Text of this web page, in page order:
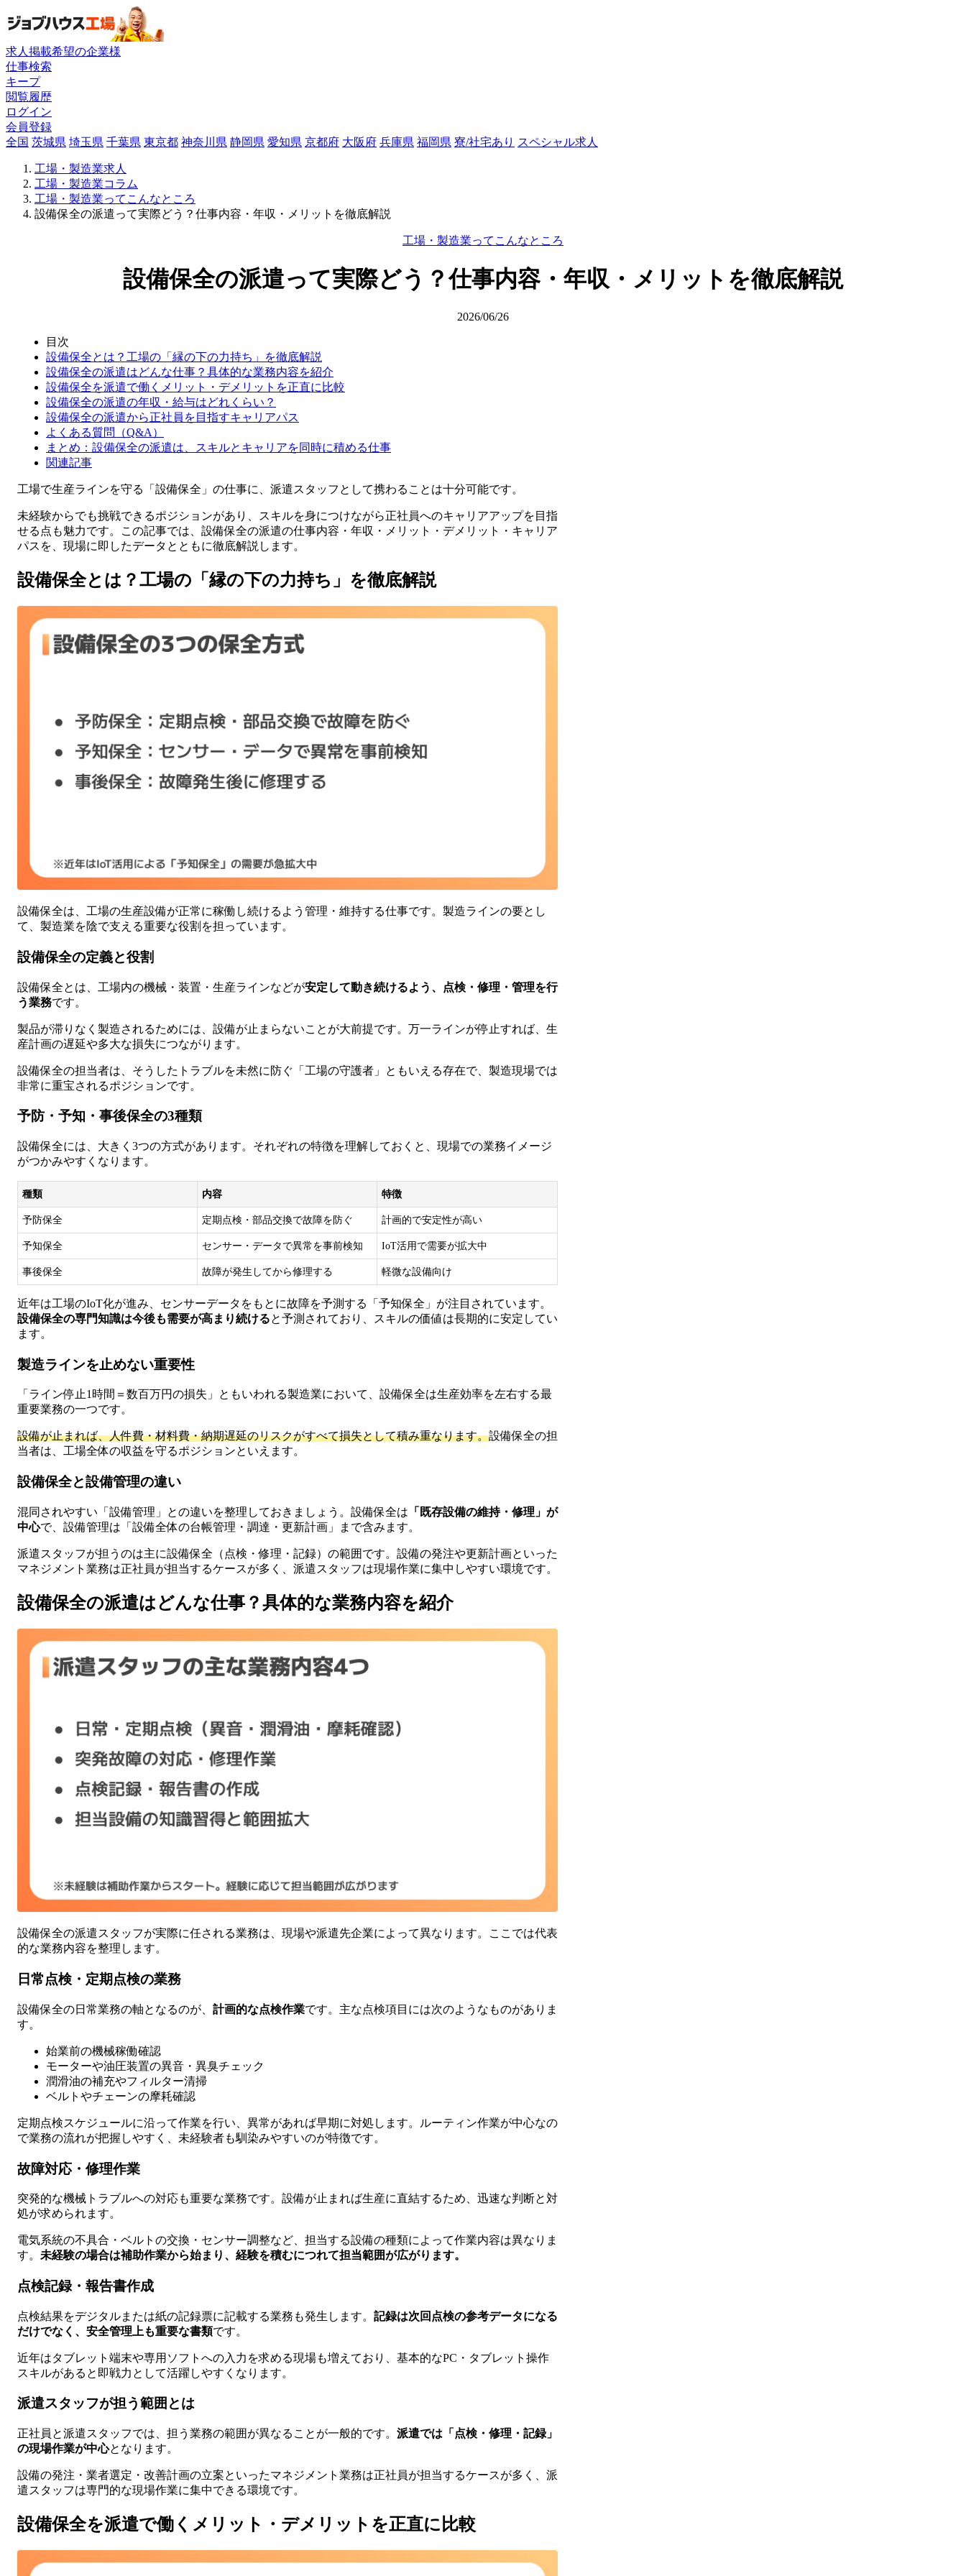
求人掲載希望の企業様
仕事検索
キープ
閲覧履歴
ログイン
会員登録
全国 茨城県 埼玉県 千葉県 東京都 神奈川県 静岡県 愛知県 京都府 大阪府 兵庫県 福岡県 寮/社宅あり スペシャル求人
工場・製造業求人
工場・製造業コラム
工場・製造業ってこんなところ
設備保全の派遣って実際どう？仕事内容・年収・メリットを徹底解説
工場・製造業ってこんなところ
設備保全の派遣って実際どう？仕事内容・年収・メリットを徹底解説
2026/06/26
目次
設備保全とは？工場の「縁の下の力持ち」を徹底解説
設備保全の派遣はどんな仕事？具体的な業務内容を紹介
設備保全を派遣で働くメリット・デメリットを正直に比較
設備保全の派遣の年収・給与はどれくらい？
設備保全の派遣から正社員を目指すキャリアパス
よくある質問（Q&A）
まとめ：設備保全の派遣は、スキルとキャリアを同時に積める仕事
関連記事
工場で生産ラインを守る「設備保全」の仕事に、派遣スタッフとして携わることは十分可能です。
未経験からでも挑戦できるポジションがあり、スキルを身につけながら正社員へのキャリアアップを目指
せる点も魅力です。この記事では、設備保全の派遣の仕事内容・年収・メリット・デメリット・キャリア
パスを、現場に即したデータとともに徹底解説します。
設備保全とは？工場の「縁の下の力持ち」を徹底解説
設備保全は、工場の生産設備が正常に稼働し続けるよう管理・維持する仕事です。製造ラインの要とし
て、製造業を陰で支える重要な役割を担っています。
設備保全の定義と役割
設備保全とは、工場内の機械・装置・生産ラインなどが安定して動き続けるよう、点検・修理・管理を行
う業務です。
製品が滞りなく製造されるためには、設備が止まらないことが大前提です。万一ラインが停止すれば、生
産計画の遅延や多大な損失につながります。
設備保全の担当者は、そうしたトラブルを未然に防ぐ「工場の守護者」ともいえる存在で、製造現場では
非常に重宝されるポジションです。
予防・予知・事後保全の3種類
設備保全には、大きく3つの方式があります。それぞれの特徴を理解しておくと、現場での業務イメージ
がつかみやすくなります。
種類 内容 特徴
予防保全 定期点検・部品交換で故障を防ぐ 計画的で安定性が高い
予知保全 センサー・データで異常を事前検知 IoT活用で需要が拡大中
事後保全 故障が発生してから修理する 軽微な設備向け
近年は工場のIoT化が進み、センサーデータをもとに故障を予測する「予知保全」が注目されています。
設備保全の専門知識は今後も需要が高まり続けると予測されており、スキルの価値は長期的に安定してい
ます。
製造ラインを止めない重要性
「ライン停止1時間＝数百万円の損失」ともいわれる製造業において、設備保全は生産効率を左右する最
重要業務の一つです。
設備が止まれば、人件費・材料費・納期遅延のリスクがすべて損失として積み重なります。設備保全の担
当者は、工場全体の収益を守るポジションといえます。
設備保全と設備管理の違い
混同されやすい「設備管理」との違いを整理しておきましょう。設備保全は 「既存設備の維持・修理」が
中心で、設備管理は「設備全体の台帳管理・調達・更新計画」まで含みます。
派遣スタッフが担うのは主に設備保全（点検・修理・記録）の範囲です。設備の発注や更新計画といった
マネジメント業務は正社員が担当するケースが多く、派遣スタッフは現場作業に集中しやすい環境です。
設備保全の派遣はどんな仕事？具体的な業務内容を紹介
設備保全の派遣スタッフが実際に任される業務は、現場や派遣先企業によって異なります。ここでは代表
的な業務内容を整理します。
日常点検・定期点検の業務
設備保全の日常業務の軸となるのが、 計画的な点検作業です。主な点検項目には次のようなものがありま
す。
始業前の機械稼働確認
モーターや油圧装置の異音・異臭チェック
潤滑油の補充やフィルター清掃
ベルトやチェーンの摩耗確認
定期点検スケジュールに沿って作業を行い、異常があれば早期に対処します。ルーティン作業が中心なの
で業務の流れが把握しやすく、未経験者も馴染みやすいのが特徴です。
故障対応・修理作業
突発的な機械トラブルへの対応も重要な業務です。設備が止まれば生産に直結するため、迅速な判断と対
処が求められます。
電気系統の不具合・ベルトの交換・センサー調整など、担当する設備の種類によって作業内容は異なりま
す。 未経験の場合は補助作業から始まり、経験を積むにつれて担当範囲が広がります。
点検記録・報告書作成
点検結果をデジタルまたは紙の記録票に記載する業務も発生します。 記録は次回点検の参考データになる
だけでなく、安全管理上も重要な書類です。
近年はタブレット端末や専用ソフトへの入力を求める現場も増えており、基本的なPC・タブレット操作
スキルがあると即戦力として活躍しやすくなります。
派遣スタッフが担う範囲とは
正社員と派遣スタッフでは、担う業務の範囲が異なることが一般的です。 派遣では「点検・修理・記録」
の現場作業が中心となります。
設備の発注・業者選定・改善計画の立案といったマネジメント業務は正社員が担当するケースが多く、派
遣スタッフは専門的な現場作業に集中できる環境です。
設備保全を派遣で働くメリット・デメリットを正直に比較